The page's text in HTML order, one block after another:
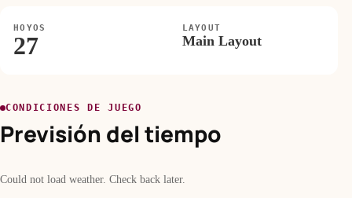
HOYOS
27
LAYOUT
Main Layout
CONDICIONES DE JUEGO
Previsión del tiempo
Could not load weather. Check back later.